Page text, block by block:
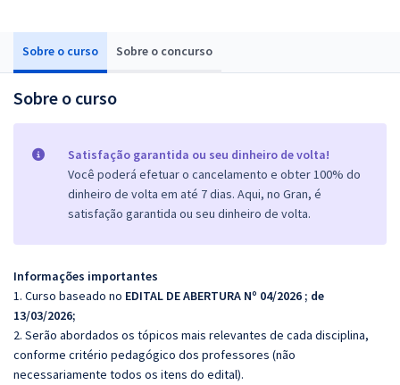
Sobre o curso Sobre o concurso
Sobre o curso
Satisfação garantida ou seu dinheiro de volta!
Você poderá efetuar o cancelamento e obter 100% do
dinheiro de volta em até 7 dias. Aqui, no Gran, é
satisfação garantida ou seu dinheiro de volta.
Informações importantes
1. Curso baseado no EDITAL DE ABERTURA Nº 04/2026 ; de
13/03/2026;
2. Serão abordados os tópicos mais relevantes de cada disciplina,
conforme critério pedagógico dos professores (não
necessariamente todos os itens do edital).